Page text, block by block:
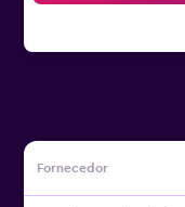
Fornecedor